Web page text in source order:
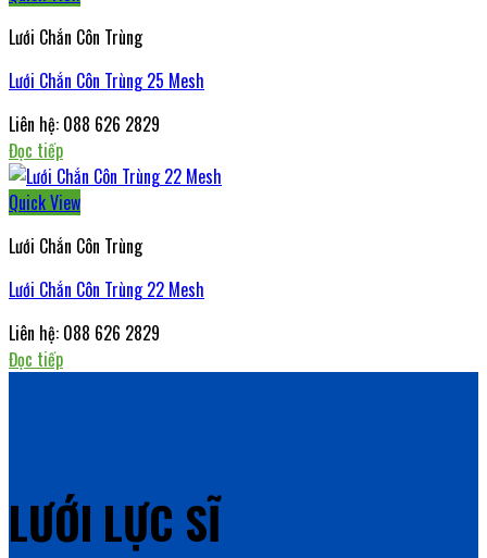
Lưới Chắn Côn Trùng
Lưới Chắn Côn Trùng 25 Mesh
Liên hệ: 088 626 2829
Đọc tiếp
Quick View
Lưới Chắn Côn Trùng
Lưới Chắn Côn Trùng 22 Mesh
Liên hệ: 088 626 2829
Đọc tiếp
LƯỚI LỰC SĨ